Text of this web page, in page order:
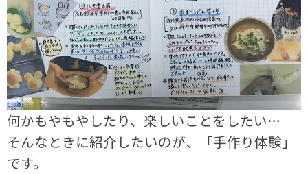
何かもやもやしたり、楽しいことをしたい…
そんなときに紹介したいのが、「手作り体験」
です。